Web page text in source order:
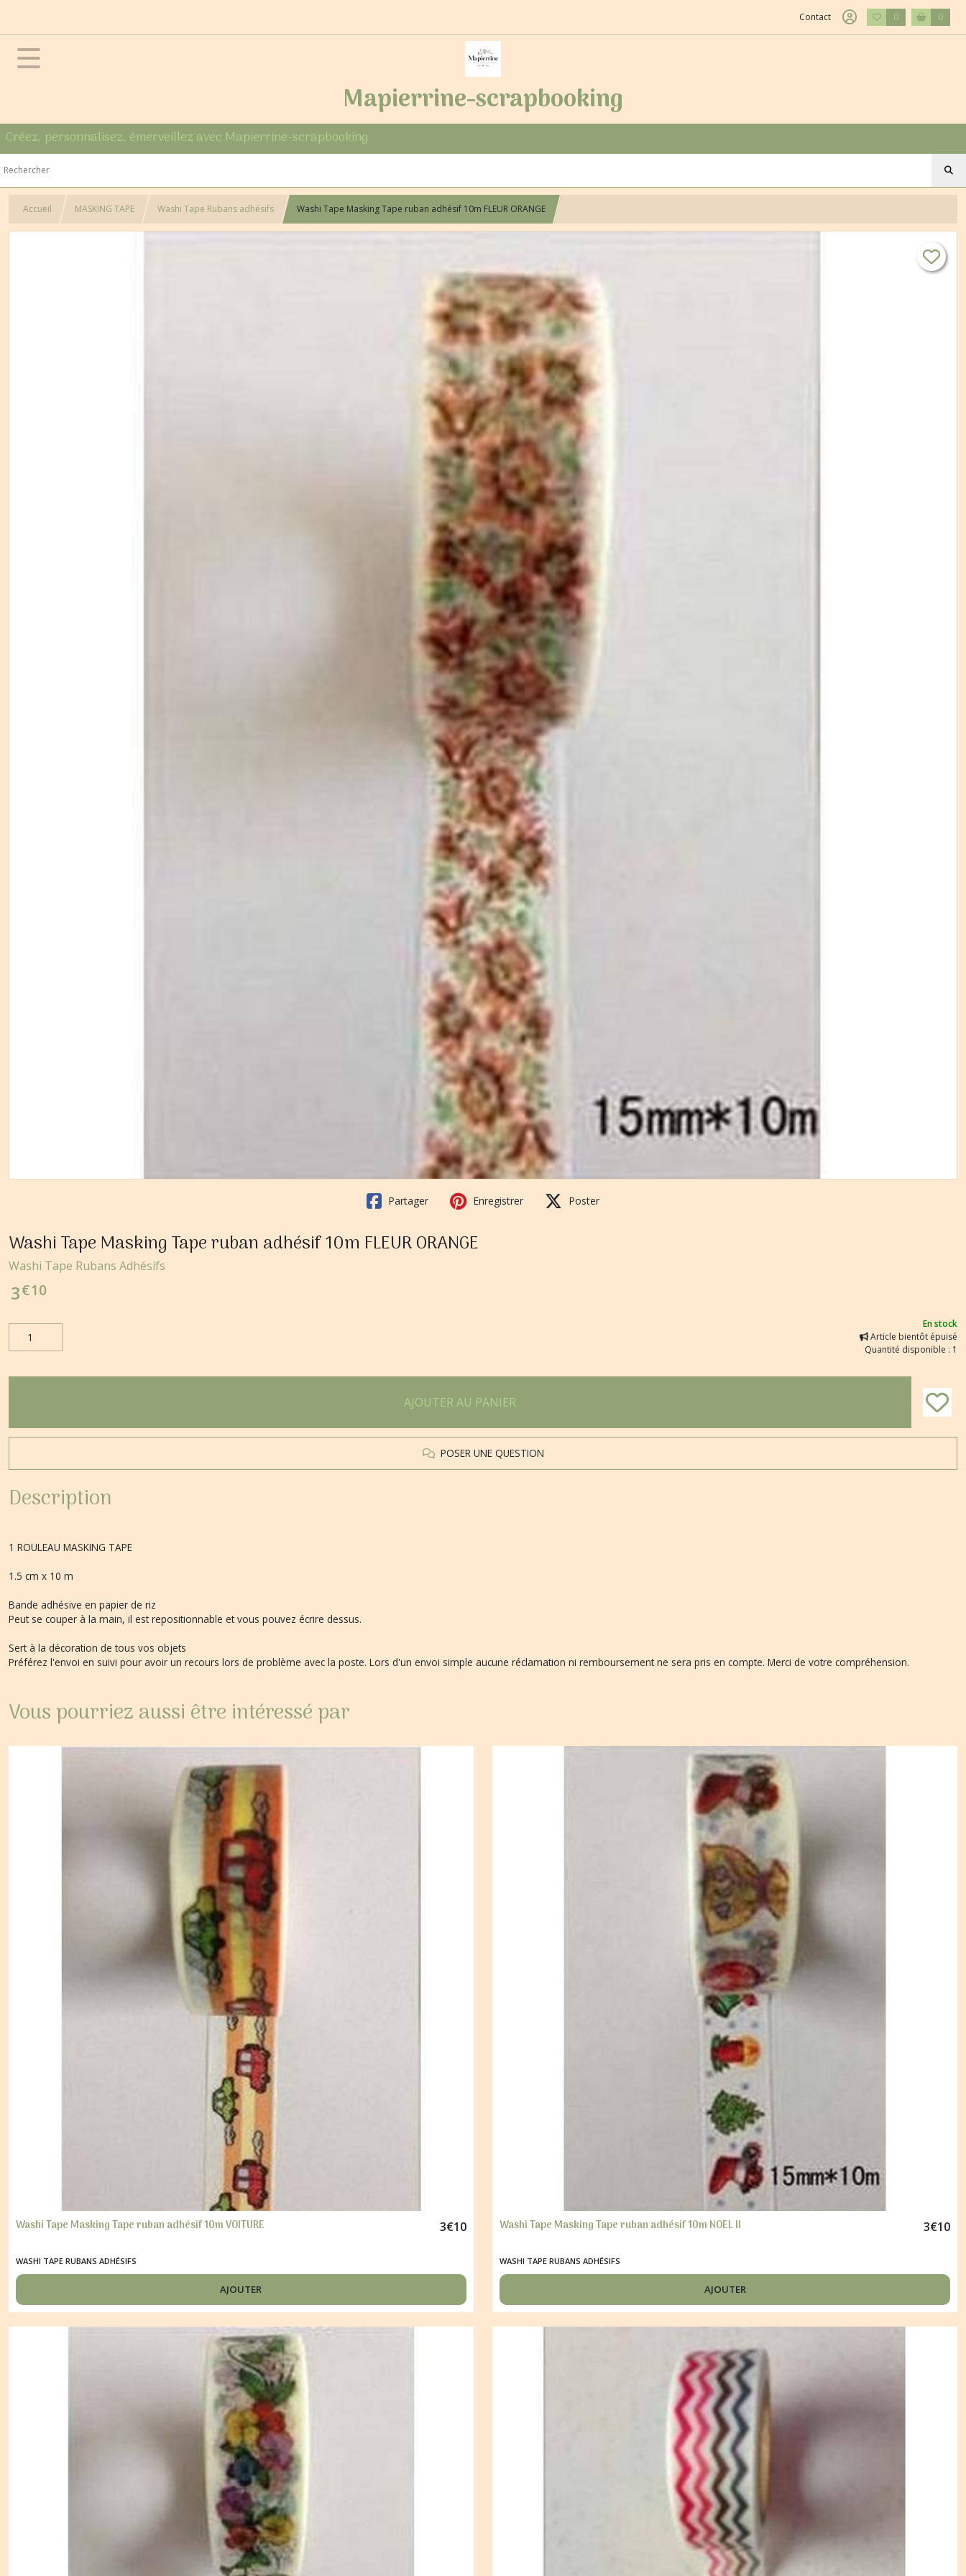
Contact 0 0
Mapierrine-scrapbooking
Créez, personnalisez, émerveillez avec Mapierrine-scrapbooking
Accueil MASKING TAPE Washi Tape Rubans adhésifs Washi Tape Masking Tape ruban adhésif 10m FLEUR ORANGE
Partager Enregistrer Poster
Washi Tape Masking Tape ruban adhésif 10m FLEUR ORANGE
Washi Tape Rubans Adhésifs
3€10
En stock
Article bientôt épuisé
Quantité disponible : 1
AJOUTER AU PANIER
POSER UNE QUESTION
Description
1 ROULEAU MASKING TAPE
1.5 cm x 10 m
Bande adhésive en papier de riz
Peut se couper à la main, il est repositionnable et vous pouvez écrire dessus.
Sert à la décoration de tous vos objets
Préférez l'envoi en suivi pour avoir un recours lors de problème avec la poste. Lors d'un envoi simple aucune réclamation ni remboursement ne sera pris en compte. Merci de votre compréhension.
Vous pourriez aussi être intéressé par
Washi Tape Masking Tape ruban adhésif 10m VOITURE 3€10
WASHI TAPE RUBANS ADHÉSIFS
AJOUTER
Washi Tape Masking Tape ruban adhésif 10m NOEL II 3€10
WASHI TAPE RUBANS ADHÉSIFS
AJOUTER